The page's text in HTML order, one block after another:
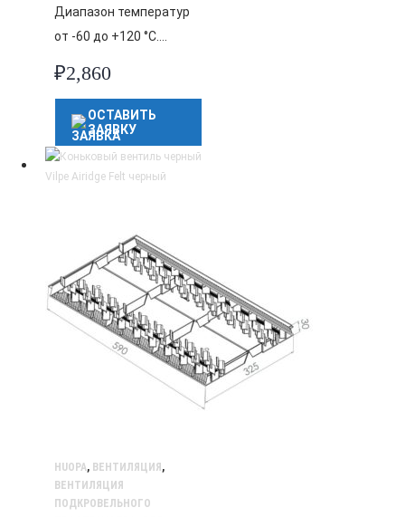
Диапазон температур
от -60 до +120 °C….
₽2,860
ОСТАВИТЬ
ЗАЯВКУ
HUOPA, ВЕНТИЛЯЦИЯ ,
ВЕНТИЛЯЦИЯ
ПОДКРОВЕЛЬНОГО